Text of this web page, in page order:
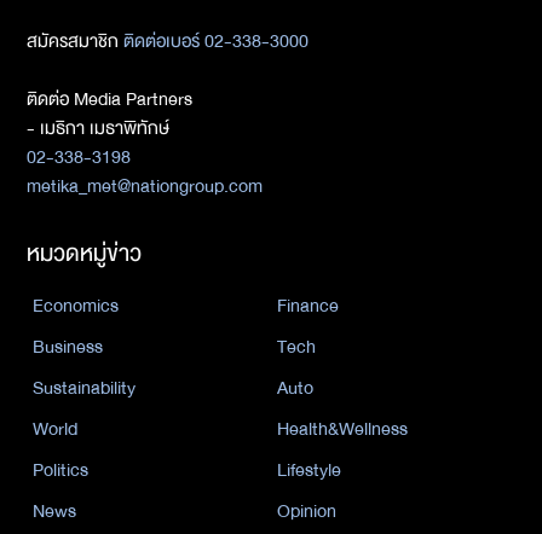
สมัครสมาชิกติดต่อเบอร์ 02-338-3000
ติดต่อ Media Partners
- เมธิกา เมธาพิทักษ์
02-338-3198
metika_met@nationgroup.com
หมวดหมู่ข่าว
Economics
Finance
Business
Tech
Sustainability
Auto
World
Health&Wellness
Politics
Lifestyle
News
Opinion